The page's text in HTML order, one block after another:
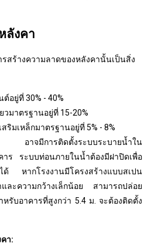
ลังคา
รสร้างความลาดของหลังคานั้นเป็นสิ่ง
อยู่ที่ 30% - 40%
มาตรฐานอยู่ที่ 15-20%
มเหล็กมาตรฐานอยู่ที่ 5% - 8%
น อาจมีการติดตั้งระบบระบายน้ำใน
าร ระบบท่อนภายในน้ำต้องมีฝาปิดเพื่อ
ด้ หากโรงงานมีโครงสร้างแบบสเปน
และความกว้างเล็กน้อย สามารถปล่อย
รับอาคารที่สูงกว่า 5.4 ม. จะต้องติดตั้ง
า: